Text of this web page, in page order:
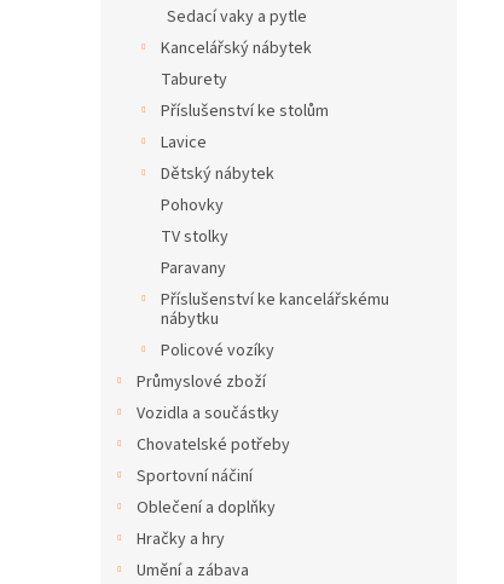
Sedací vaky a pytle
Kancelářský nábytek
Taburety
Příslušenství ke stolům
Lavice
Dětský nábytek
Pohovky
TV stolky
Paravany
Příslušenství ke kancelářskému
nábytku
Policové vozíky
Průmyslové zboží
Vozidla a součástky
Chovatelské potřeby
Sportovní náčiní
Oblečení a doplňky
Hračky a hry
Umění a zábava